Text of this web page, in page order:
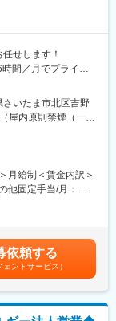
り作業、午後には
ります。
ジも可能です。
ら丁寧にフォローし
ンティア活動等に
イフサポート休暇
。
せします！
間／月でプライベ
＞
れて家の中のコン
カー)が組み込まれ
路の事故を未然に
ています。
気火災から守る、
受発注
さいたま市北区吉野
屋内原則禁煙（一部
める事業所
月給制＜賃金内訳＞
他固定手当/月：
があります。月給
依頼する
ェントサービス）